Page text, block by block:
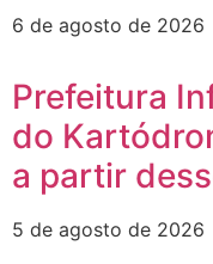
6 de agosto de 2026
Prefeitura
do
a partir
5 de agosto de 2026